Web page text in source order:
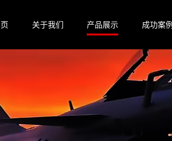
关于我们 产品展示 成功案例